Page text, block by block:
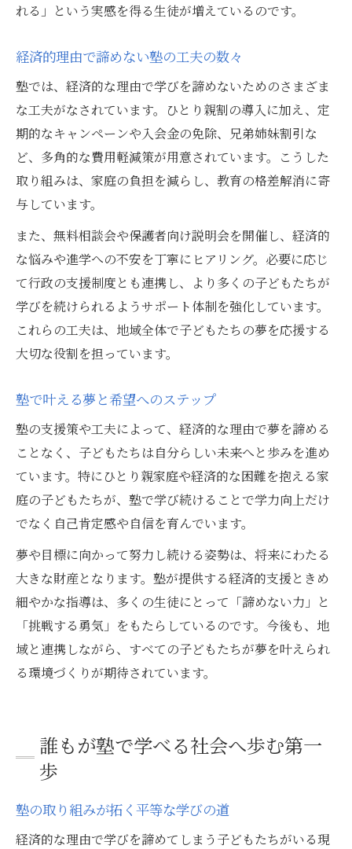
れる」という実感を得る生徒が増えているのです。
経済的理由で諦めない塾の工夫の数々
塾では、経済的な理由で学びを諦めないためのさまざま
な工夫がなされています。ひとり親割の導入に加え、定
期的なキャンペーンや入会金の免除、兄弟姉妹割引な
ど、多角的な費用軽減策が用意されています。こうした
取り組みは、家庭の負担を減らし、教育の格差解消に寄
与しています。
また、無料相談会や保護者向け説明会を開催し、経済的
な悩みや進学への不安を丁寧にヒアリング。必要に応じ
て行政の支援制度とも連携し、より多くの子どもたちが
学びを続けられるようサポート体制を強化しています。
これらの工夫は、地域全体で子どもたちの夢を応援する
大切な役割を担っています。
塾で叶える夢と希望へのステップ
塾の支援策や工夫によって、経済的な理由で夢を諦める
ことなく、子どもたちは自分らしい未来へと歩みを進め
ています。特にひとり親家庭や経済的な困難を抱える家
庭の子どもたちが、塾で学び続けることで学力向上だけ
でなく自己肯定感や自信を育んでいます。
夢や目標に向かって努力し続ける姿勢は、将来にわたる
大きな財産となります。塾が提供する経済的支援ときめ
細やかな指導は、多くの生徒にとって「諦めない力」と
「挑戦する勇気」をもたらしているのです。今後も、地
域と連携しながら、すべての子どもたちが夢を叶えられ
る環境づくりが期待されています。
誰もが塾で学べる社会へ歩む第一
歩
塾の取り組みが拓く平等な学びの道
経済的な理由で学びを諦めてしまう子どもたちがいる現